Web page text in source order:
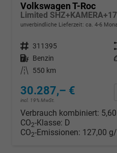
Volkswagen T-Roc
unverbindliche Lieferzeit: ca. 4-6
Fahrzeugnr. 311395
Kraftstoff Benzin
Kilometerstand
550 km
30.287,– €
incl. 19% MwSt.
Verbrauch kombiniert:
CO2-Klasse: D
CO2-Emissionen: 127,00